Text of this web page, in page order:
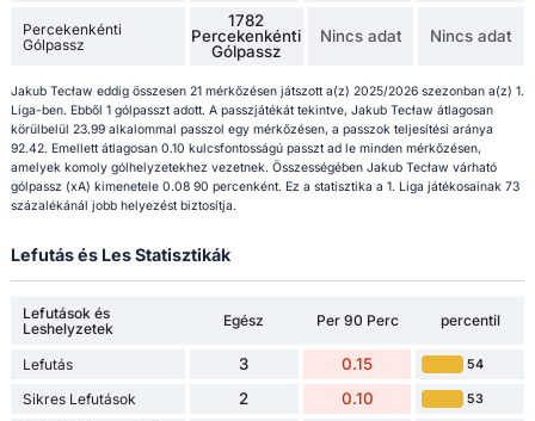
Percekenkénti
Gólpassz
1782
Percekenkénti
Gólpassz
Nincs adat Nincs adat
Jakub Tecław eddig összesen 21 mérkőzésen játszott a(z) 2025/2026 szezonban a(z) 1.
Liga-ben. Ebből 1 gólpasszt adott. A passzjátékát tekintve, Jakub Tecław átlagosan
körülbelül 23.99 alkalommal passzol egy mérkőzésen, a passzok teljesítési aránya
92.42. Emellett átlagosan 0.10 kulcsfontosságú passzt ad le minden mérkőzésen,
amelyek komoly gólhelyzetekhez vezetnek. Összességében Jakub Tecław várható
gólpassz (xA) kimenetele 0.08 90 percenként. Ez a statisztika a 1. Liga játékosainak 73
százalékánál jobb helyezést biztosítja.
Lefutás és Les Statisztikák
Lefutások és
Leshelyzetek
Egész Per 90 Perc percentil
Lefutás 3 0.15 54
Sikres Lefutások 2 0.10 53